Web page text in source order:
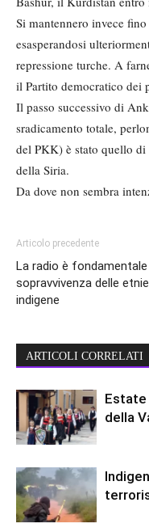
Si mantennero invece
esasperandosi
repressione turche. A
il Partito democratico dei
Il passo successivo di
sradicamento totale,
del PKK) è stato quello
della Siria.
Da dove non sembra
Articolo precedente
La radio è
sopravvivenza delle etnie
indigene
ARTICOLI CORRELATI
della